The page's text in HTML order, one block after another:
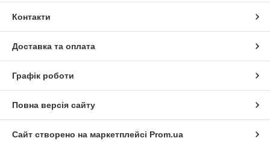
Контакти
Доставка та оплата
Графік роботи
Повна версія сайту
Сайт створено на маркетплейсі Prom.ua